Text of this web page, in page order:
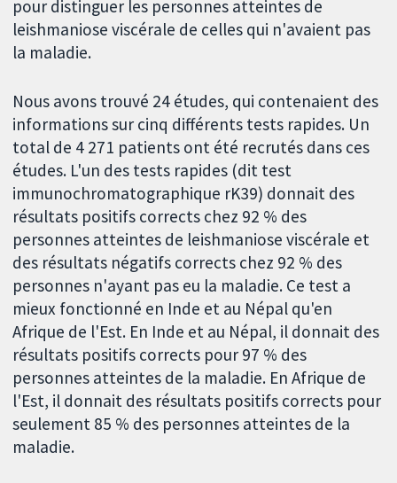
pour distinguer les personnes atteintes de
leishmaniose viscérale de celles qui n'avaient pas
la maladie.
Nous avons trouvé 24 études, qui contenaient des
informations sur cinq différents tests rapides. Un
total de 4 271 patients ont été recrutés dans ces
études. L'un des tests rapides (dit test
immunochromatographique rK39) donnait des
résultats positifs corrects chez 92 % des
personnes atteintes de leishmaniose viscérale et
des résultats négatifs corrects chez 92 % des
personnes n'ayant pas eu la maladie. Ce test a
mieux fonctionné en Inde et au Népal qu'en
Afrique de l'Est. En Inde et au Népal, il donnait des
résultats positifs corrects pour 97 % des
personnes atteintes de la maladie. En Afrique de
l'Est, il donnait des résultats positifs corrects pour
seulement 85 % des personnes atteintes de la
maladie.